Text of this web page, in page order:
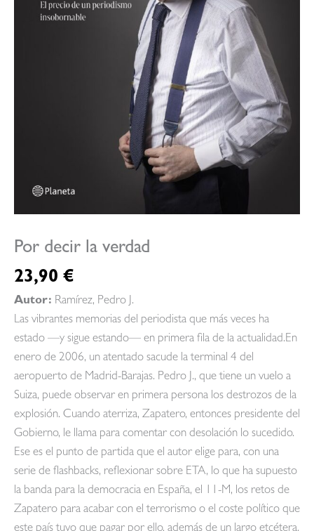
Por decir la verdad
23,90 €
Autor: Ramírez, Pedro J.
Las vibrantes memorias del periodista que más veces ha
estado —y sigue estando— en primera fila de la actualidad.En
enero de 2006, un atentado sacude la terminal 4 del
aeropuerto de Madrid-Barajas. Pedro J., que tiene un vuelo a
Suiza, puede observar en primera persona los destrozos de la
explosión. Cuando aterriza, Zapatero, entonces presidente del
Gobierno, le llama para comentar con desolación lo sucedido.
Ese es el punto de partida que el autor elige para, con una
serie de flashbacks, reflexionar sobre ETA, lo que ha supuesto
la banda para la democracia en España, el 11-M, los retos de
Zapatero para acabar con el terrorismo o el coste político que